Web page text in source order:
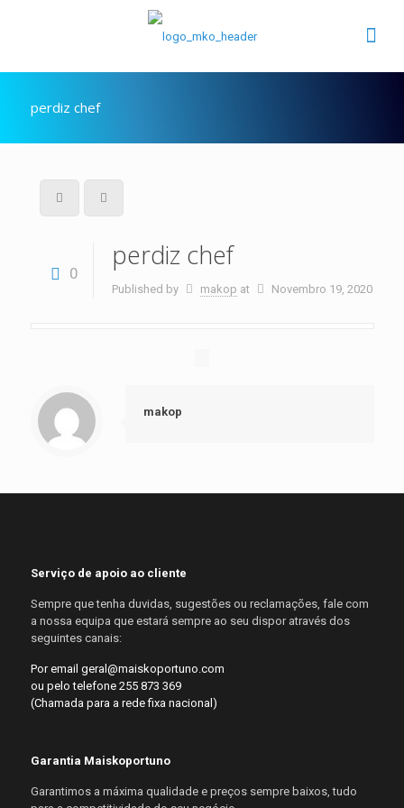
perdiz chef
0
perdiz chef
Published by makop at Novembro 19, 2020
makop
Serviço de apoio ao cliente
Sempre que tenha duvidas, sugestões ou reclamações, fale com
a nossa equipa que estará sempre ao seu dispor através dos
seguintes canais:
Por email geral@maiskoportuno.com
ou pelo telefone 255 873 369
(Chamada para a rede fixa nacional)
Garantia Maiskoportuno
Garantimos a máxima qualidade e preços sempre baixos, tudo